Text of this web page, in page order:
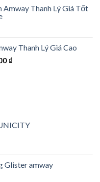
Amway Thanh Lý Giá Tốt
Thanh Lý Giá Cao
₫Current
₫.
Glister amway